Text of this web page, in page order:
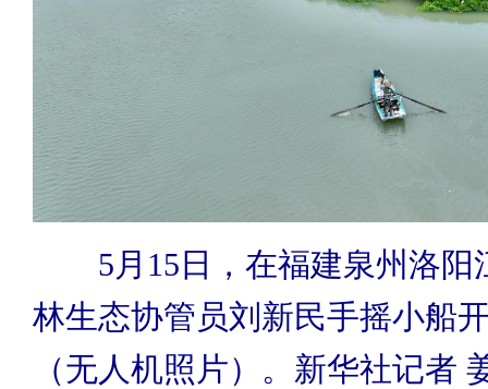
5月15日，在福建泉州洛阳
林生态协管员刘新民手摇小船
（无人机照片）。新华社记者